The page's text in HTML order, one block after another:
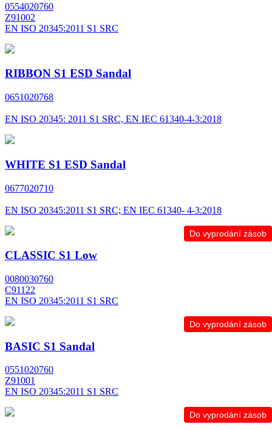
0554020760
Z91002
EN ISO 20345:2011 S1 SRC
RIBBON S1 ESD Sandal
0651020768
EN ISO 20345: 2011 S1 SRC, EN IEC 61340-4-3:2018
WHITE S1 ESD Sandal
0677020710
EN ISO 20345:2011 S1 SRC; EN IEC 61340- 4-3:2018
Do vyprodání zásob
CLASSIC S1 Low
0080030760
C91122
EN ISO 20345:2011 S1 SRC
Do vyprodání zásob
BASIC S1 Sandal
0551020760
Z91001
EN ISO 20345:2011 S1 SRC
Do vyprodání zásob